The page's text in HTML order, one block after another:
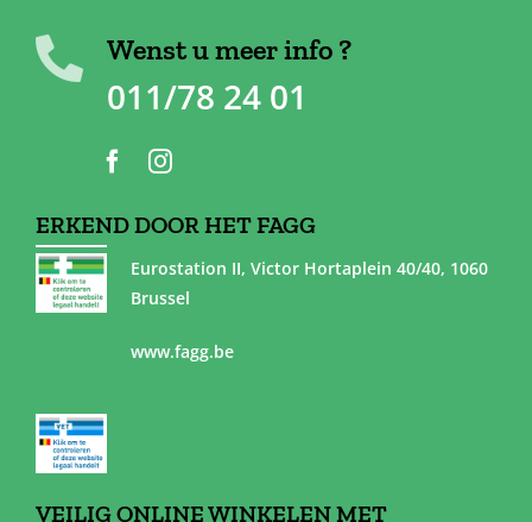
Wenst u meer info ?
011/78 24 01
ERKEND DOOR HET FAGG
Eurostation II, Victor Hortaplein 40/40, 1060
Brussel
www.fagg.be
VEILIG ONLINE WINKELEN MET